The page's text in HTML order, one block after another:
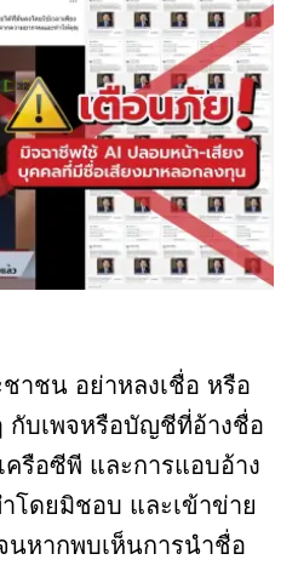
าชน อย่าหลงเชื่อ หรือ
กับเพจหรือบัญชีที่อ้างชื่อ
รือซีพี และการแอบอ้าง
โดยมิชอบ และเข้าข่าย
นหากพบเห็นการนำชื่อ